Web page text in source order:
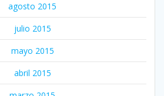
agosto 2015
julio 2015
mayo 2015
abril 2015